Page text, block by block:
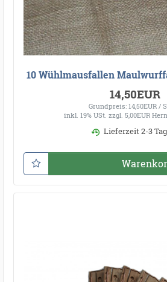
10 Wühlmausfallen
14,50EUR
Grundpreis: 14,50EUR /
inkl. 19% USt. zzgl. 5,00EUR
Lieferzeit 2-3